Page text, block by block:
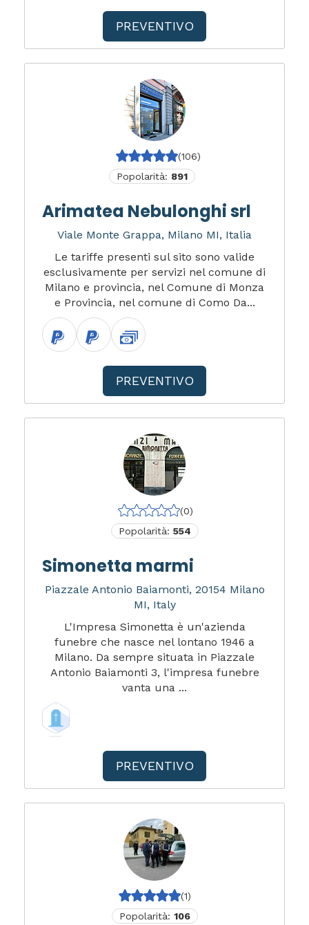
PREVENTIVO
(106)
Popolarità: 891
Arimatea Nebulonghi srl
Viale Monte Grappa, Milano MI, Italia
Le tariffe presenti sul sito sono valide
esclusivamente per servizi nel comune di
Milano e provincia, nel Comune di Monza
e Provincia, nel comune di Como Da...
PREVENTIVO
(0)
Popolarità: 554
Simonetta marmi
Piazzale Antonio Baiamonti, 20154 Milano
MI, Italy
L'Impresa Simonetta è un'azienda
funebre che nasce nel lontano 1946 a
Milano. Da sempre situata in Piazzale
Antonio Baiamonti 3, l'impresa funebre
vanta una ...
PREVENTIVO
(1)
Popolarità: 106